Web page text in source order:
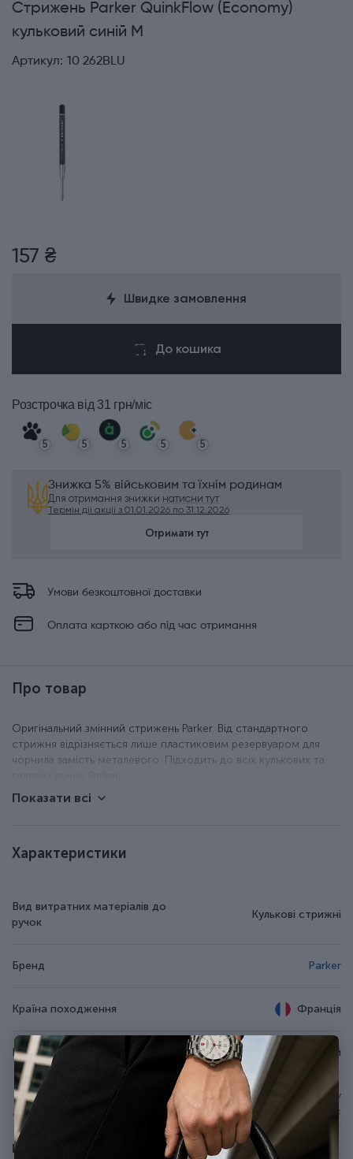
Стрижень Parker QuinkFlow (Economy)
кульковий синій M
Артикул: 10 262BLU
157 ₴
Швидке замовлення
До кошика
Розстрочка від 31 грн/міс
5 5 5 5 5
Знижка 5% військовим та їхнім родинам
Для отримання знижки натисни тут
Термін дії акції з 01.01.2026 по 31.12.2026
Отримати тут
Умови безкоштовної доставки
Оплата карткою або під час отримання
Про товар
Оригінальний змінний стрижень Parker. Від стандартного
стрижня відрізняється лише пластиковим резервуаром для
чорнила замість металевого. Підходить до всіх кулькових та
Показати всі
Характеристики
Вид витратних матеріалів до
ручок
Кулькові стрижні
Бренд Parker
Країна походження Франція
Колір чорнила Синій
Додаткові характеристики
Для використання у
кулькових та гелевих ручках
Показати всі